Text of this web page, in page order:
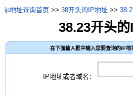
ip地址查询首页>> 38开头的IP地址>>
38.23开头
在下面输入框中输入您要查询的IP地
IP地址或者域名：